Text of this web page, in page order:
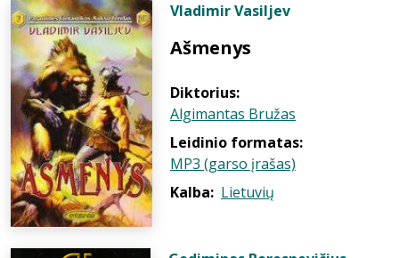
Vladimir Vasiljev
Ašmenys
Diktorius:
Algimantas Bružas
Leidinio formatas:
MP3 (garso įrašas)
Kalba: Lietuvių